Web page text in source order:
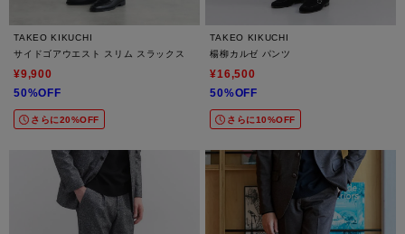
TAKEO KIKUCHI
サイドゴアウエスト スリム スラックス
¥9,900
50%OFF
さらに20%OFF
TAKEO KIKUCHI
楊柳カルゼ パンツ
¥16,500
50%OFF
さらに10%OFF